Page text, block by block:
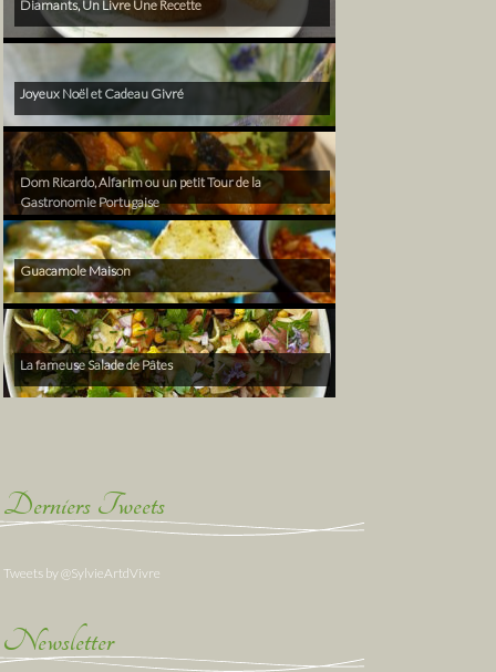
Diamants, Un Livre Une Recette
Joyeux Noël et Cadeau Givré
Dom Ricardo, Alfarim ou un petit Tour de la
Gastronomie Portugaise
Guacamole Maison
La fameuse Salade de Pâtes
Derniers Tweets
Tweets by @SylvieArtdVivre
Newsletter